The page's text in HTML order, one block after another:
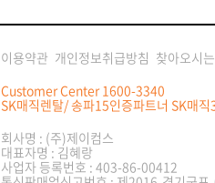
이용약관 개인정보취급방침 찾아오시
Customer Center 1600-3340
SK매직렌탈/ 송파15인증파트너 SK매직
회사명 : (주)제이컴스
대표자명 : 김혜랑
사업자 등록번호 : 403-86-00412